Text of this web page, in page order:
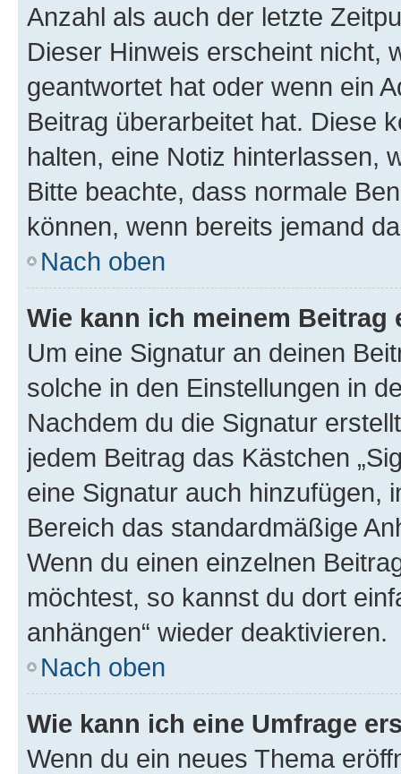
Anzahl als auch der letzte
Dieser Hinweis erscheint nicht,
geantwortet hat oder wenn ein
Beitrag überarbeitet hat. Diese
halten, eine Notiz hinterlassen,
Bitte beachte, dass normale
können, wenn bereits jemand
Nach oben
Wie kann ich meinem
Um eine Signatur an deinen
solche in den Einstellungen in
Nachdem du die Signatur
jedem Beitrag das Kästchen
eine Signatur auch hinzufügen,
Bereich das standardmäßige
Wenn du einen einzelnen
möchtest, so kannst du dort
anhängen“ wieder deaktivieren.
Nach oben
Wie kann ich eine Umfrage
Wenn du ein neues Thema